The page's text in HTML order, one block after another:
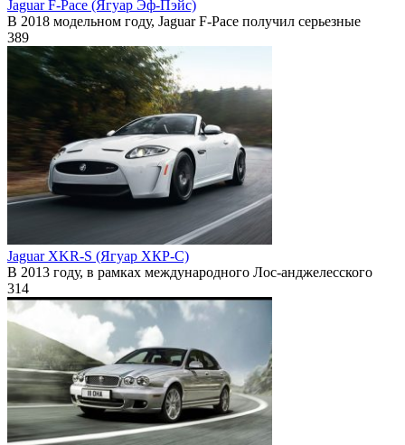
Jaguar F-Pace (Ягуар Эф-Пэйс)
В 2018 модельном году, Jaguar F-Pace получил серьезные
389
Jaguar XKR-S (Ягуар ХКР-С)
В 2013 году, в рамках международного Лос-анджелесского
314